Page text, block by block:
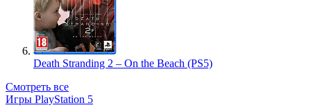
Death Stranding 2 – On the Beach (PS5)
Смотреть все
Игры PlayStation 5